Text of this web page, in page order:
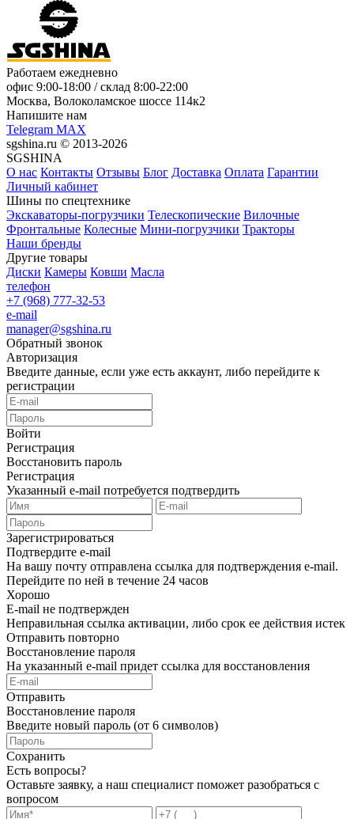
Работаем ежедневно
офис 9:00-18:00 / склад 8:00-22:00
Москва, Волоколамское шоссе 114к2
Напишите нам
Telegram MAX
sgshina.ru © 2013-2026
SGSHINA
О нас Контакты Отзывы Блог Доставка Оплата Гарантии
Личный кабинет
Шины по спецтехнике
Экскаваторы-погрузчики Телескопические Вилочные
Фронтальные Колесные Мини-погрузчики Тракторы
Наши бренды
Другие товары
Диски Камеры Ковши Масла
телефон
+7 (968) 777-32-53
e-mail
manager@sgshina.ru
Обратный звонок
Авторизация
Введите данные, если уже есть аккаунт, либо перейдите к
регистрации
Войти
Регистрация
Восстановить пароль
Регистрация
Указанный e-mail потребуется подтвердить
Зарегистрироваться
Подтвердите e-mail
На вашу почту отправлена ссылка для подтверждения e-mail.
Перейдите по ней в течение 24 часов
Хорошо
E-mail не подтвержден
Неправильная ссылка активации, либо срок ее действия истек
Отправить повторно
Восстановление пароля
На указанный e-mail придет ссылка для восстановления
Отправить
Восстановление пароля
Введите новый пароль (от 6 символов)
Сохранить
Есть вопросы?
Оставьте заявку, а наш специалист поможет разобраться с
вопросом